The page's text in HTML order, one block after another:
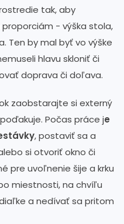
tak, aby
- výška stola,
Ten by mal byť vo výške
hlavu skloniť či
doprava či doľava.
zaobstarajte si externý
Počas práce je
, postaviť sa a
si otvoriť okno či
pre uvoľnenie šije a krku
miestnosti, na chvíľu
a nedívať sa pritom